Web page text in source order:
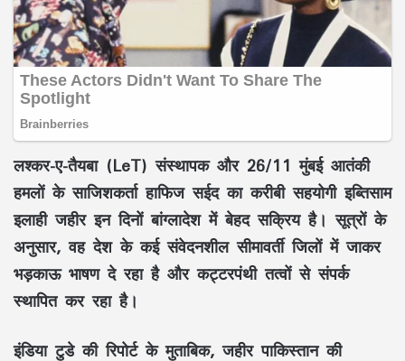
लश्कर-ए-तैयबा (LeT) संस्थापक और 26/11 मुंबई आतंकी
हमलों के साजिशकर्ता हाफिज सईद का करीबी सहयोगी इब्तिसाम
इलाही जहीर इन दिनों बांग्लादेश में बेहद सक्रिय है। सूत्रों के
अनुसार, वह देश के कई संवेदनशील सीमावर्ती जिलों में जाकर
भड़काऊ भाषण दे रहा है और कट्टरपंथी तत्वों से संपर्क
स्थापित कर रहा है।
इंडिया टुडे की रिपोर्ट के मुताबिक, जहीर पाकिस्तान की